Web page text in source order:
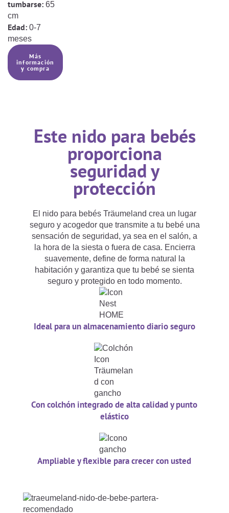
tumbarse: 65
cm
Edad: 0-7
meses
Más
información
y compra
Este nido para bebés
proporciona
seguridad y
protección
El nido para bebés Träumeland crea un lugar
seguro y acogedor que transmite a tu bebé una
sensación de seguridad, ya sea en el salón, a
la hora de la siesta o fuera de casa. Encierra
suavemente, define de forma natural la
habitación y garantiza que tu bebé se sienta
seguro y protegido en todo momento.
Ideal para un almacenamiento diario seguro
Con colchón integrado de alta calidad y punto
elástico
Ampliable y flexible para crecer con usted